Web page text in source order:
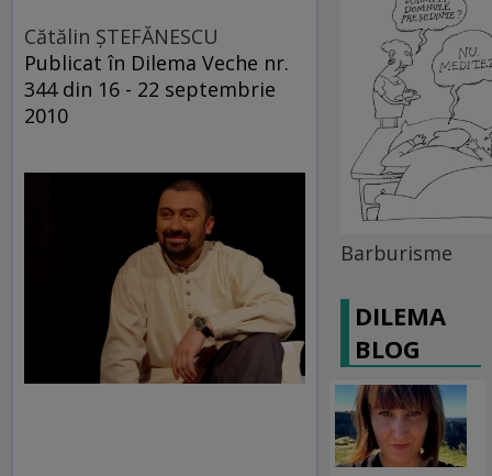
Cătălin ŞTEFĂNESCU
Publicat în Dilema Veche nr.
344 din 16 - 22 septembrie
2010
Barburisme
DILEMA
BLOG